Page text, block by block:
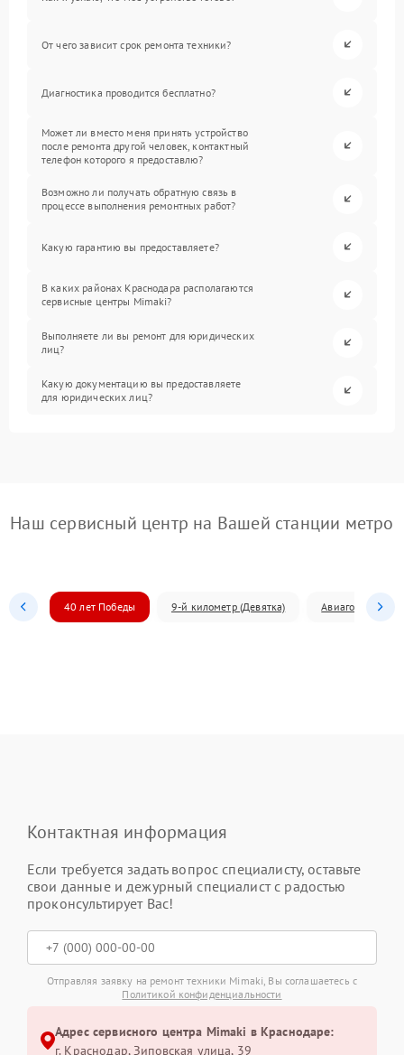
От чего зависит срок ремонта техники?
Диагностика проводится бесплатно?
Может ли вместо меня принять устройство
после ремонта другой человек, контактный
телефон которого я предоставлю?
Возможно ли получать обратную связь в
процессе выполнения ремонтных работ?
Какую гарантию вы предоставляете?
В каких районах Краснодара располагаются
сервисные центры Mimaki?
Выполняете ли вы ремонт для юридических
лиц?
Какую документацию вы предоставляете
для юридических лиц?
Наш сервисный центр на Вашей станции метро
40 лет Победы 9-й километр (Девятка) Авиагородок
Контактная информация
Если требуется задать вопрос специалисту, оставьте
свои данные и дежурный специалист с радостью
проконсультирует Вас!
Отправляя заявку на ремонт техники Mimaki, Вы соглашаетесь с
Политикой конфиденциальности
Адрес сервисного центра Mimaki в Краснодаре:
г. Краснодар, Зиповская улица, 39